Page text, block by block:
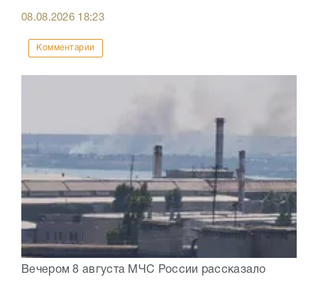
08.08.2026 18:23
Комментарии
Вечером 8 августа МЧС России рассказало